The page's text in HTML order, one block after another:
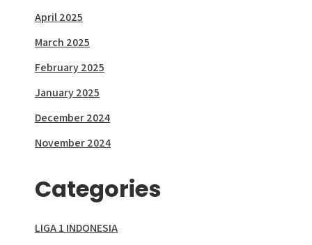
April 2025
March 2025
February 2025
January 2025
December 2024
November 2024
Categories
LIGA 1 INDONESIA